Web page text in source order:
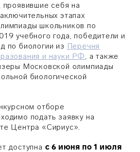
проявившие себя на
этапах
школьников по
учебного года,победители и
по биологии из Перечня
и науки РФ, а также
Московской олимпиады
биологической
отборе
подать заявку на
Центра «Сириус».
доступна с 6 июня по 1 июля